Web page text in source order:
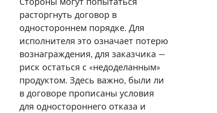
расторгнуть договор в
одностороннем порядке. Для
исполнителя это означает потерю
вознаграждения, для заказчика —
риск остаться с «недоделанным»
продуктом. Здесь важно, были ли
в договоре прописаны условия
для одностороннего отказа и